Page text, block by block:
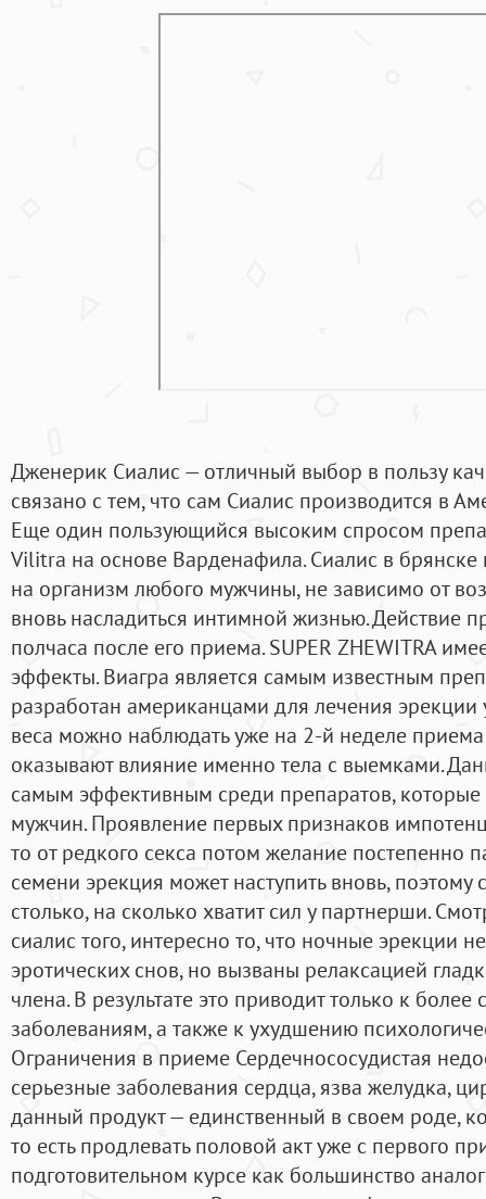
Дженерик Сиалис — отличный выбор в пользу
связано с тем, что сам Сиалис производится в
Еще один пользующийся высоким спросом
Vilitra на основе Варденафила. Сиалис в брянске
на организм любого мужчины, не зависимо от
вновь насладиться интимной жизнью. Действие
полчаса после его приема. SUPER ZHEWITRA
эффекты. Виагра является самым известным
разработан американцами для лечения
веса можно наблюдать уже на 2-й неделе
оказывают влияние именно тела с выемками.
самым эффективным среди препаратов, которые
мужчин. Проявление первых признаков
то от редкого секса потом желание постепенно
семени эрекция может наступить вновь,
столько, на сколько хватит сил у партнерши.
сиалис того, интересно то, что ночные эрекции
эротических снов, но вызваны релаксацией
члена. В результате это приводит только к
заболеваниям, а также к ухудшению
Ограничения в приеме Сердечнососудистая
серьезные заболевания сердца, язва желудка,
данный продукт — единственный в своем роде,
то есть продлевать половой акт уже с первого
подготовительном курсе как большинство